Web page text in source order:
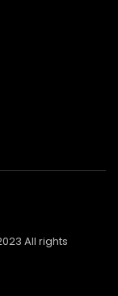
All rights